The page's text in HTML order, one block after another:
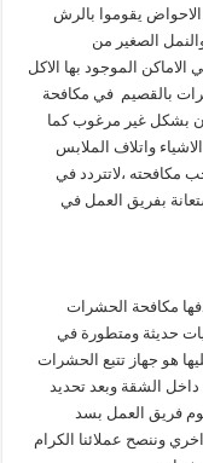
يقوموا بالرش
الصغير من
الاماكن الموجود بها الاكل
بالقصيم في مكافحة
بشكل غير مرغوب كما
واتلاف الملابس
مكافحته ،لاتتردد في
بفريق العمل في
مكافحة الحشرات
حديثة ومتطورة في
هو جهاز تتبع الحشرات
الشقة وبعد تحديد
فريق العمل بسد
وننصح عملائنا الكرام